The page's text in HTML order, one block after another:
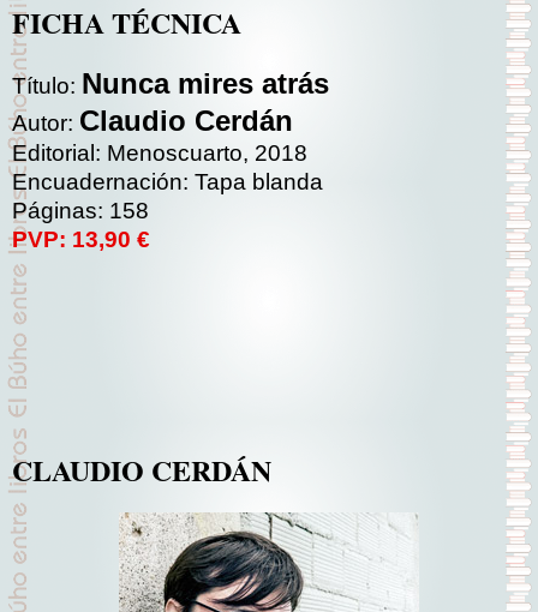
FICHA TÉCNICA
Título: Nunca mires atrás
Autor: Claudio Cerdán
Editorial: Menoscuarto, 2018
Encuadernación: Tapa blanda
Páginas: 158
PVP: 13,90 €
CLAUDIO CERDÁN